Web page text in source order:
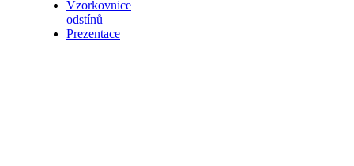
Vzorkovnice
odstínů
Prezentace